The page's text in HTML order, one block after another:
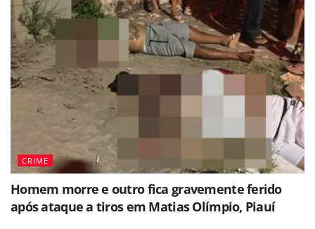
CRIME
Homem morre e outro fica gravemente ferido
após ataque a tiros em Matias Olímpio, Piauí